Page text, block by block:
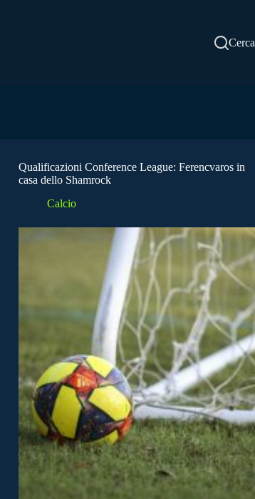
Cerca
Qualificazioni Conference League: Ferencvaros in
casa dello Shamrock
Calcio